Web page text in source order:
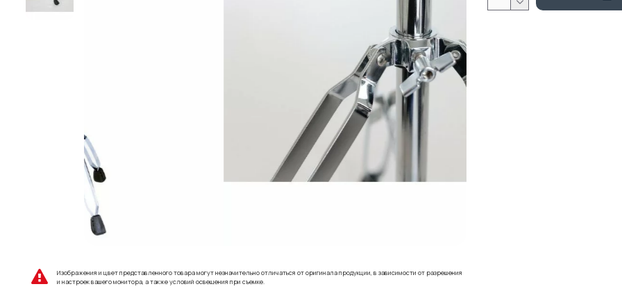
Изображения и цвет представленного товара могут незначительно отличаться от оригинала продукции, в зависимости от разрешения
и настроек вашего монитора, а также условий освещения при съемке.